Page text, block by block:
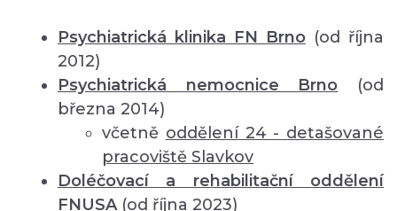
Psychiatrická klinika FN Brno (od října
2012)
Psychiatrická nemocnice Brno
(od
března 2014)
včetně oddělení24 - detašované
pracoviště Slavkov
Doléčovací a rehabilitační oddělení
FNUSA (od října 2023)